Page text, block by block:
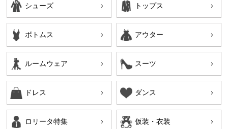
シューズ トップス
ボトムス アウター
ルームウェア スーツ
ドレス ダンス
ロリータ特集 仮装・衣装